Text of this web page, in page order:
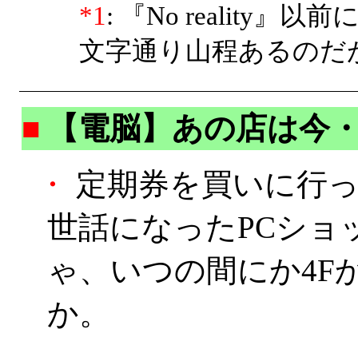
*1: 『No reality』以前
文字通り山程あるのだ
■
【電脳】あの店は今
・
定期券を買いに行
世話になったPCショ
ゃ、いつの間にか4F
か。